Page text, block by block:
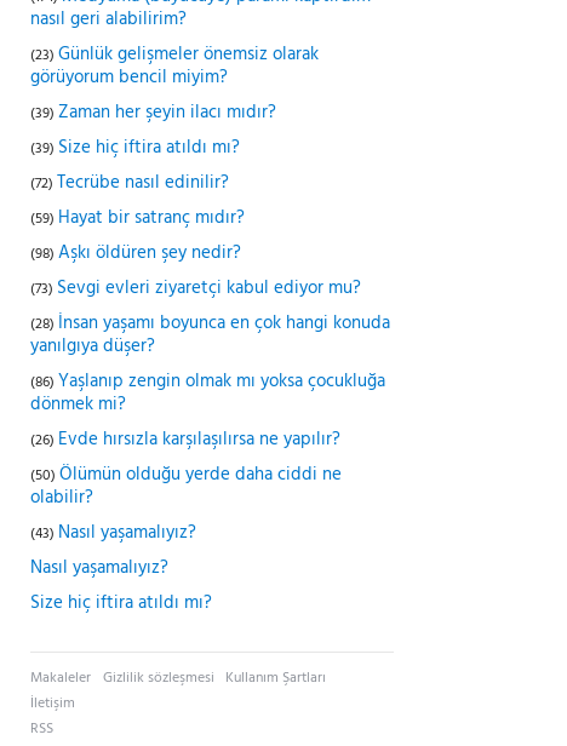
nasıl geri alabilirim?
(23) Günlük gelişmeler önemsiz olarak
görüyorum bencil miyim?
(39) Zaman her şeyin ilacı mıdır?
(39) Size hiç iftira atıldı mı?
(72) Tecrübe nasıl edinilir?
(59) Hayat bir satranç mıdır?
(98) Aşkı öldüren şey nedir?
(73) Sevgi evleri ziyaretçi kabul ediyor mu?
(28) İnsan yaşamı boyunca en çok hangi konuda
yanılgıya düşer?
(86) Yaşlanıp zengin olmak mı yoksa çocukluğa
dönmek mi?
(26) Evde hırsızla karşılaşılırsa ne yapılır?
(50) Ölümün olduğu yerde daha ciddi ne
olabilir?
(43) Nasıl yaşamalıyız?
Nasıl yaşamalıyız?
Size hiç iftira atıldı mı?
Makaleler Gizlilik sözleşmesi Kullanım Şartları
İletişim
RSS